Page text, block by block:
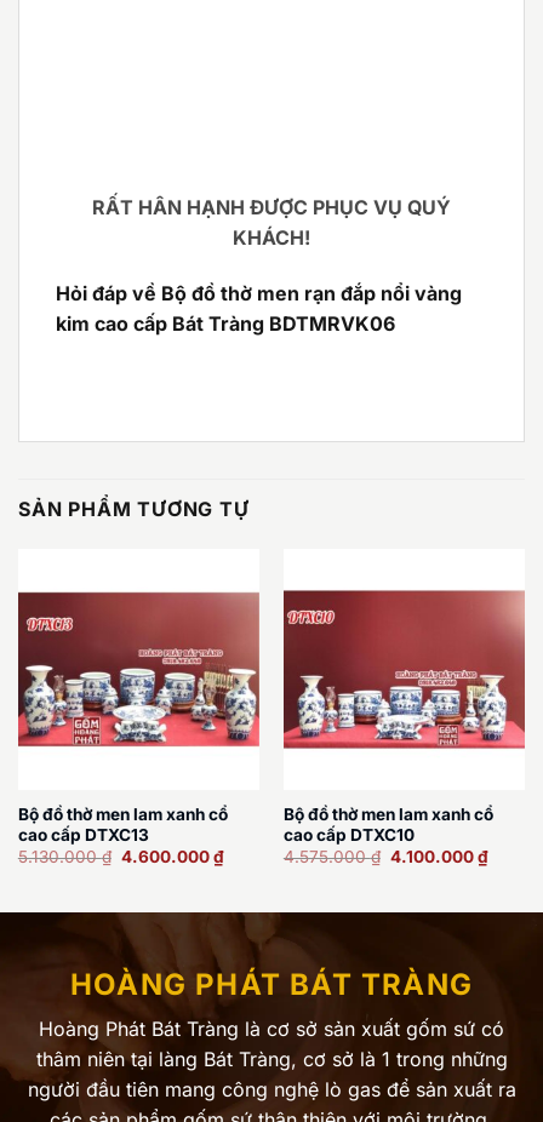
RẤT HÂN HẠNH ĐƯỢC PHỤC VỤ QUÝ
KHÁCH!
Hỏi đáp về Bộ đồ thờ men rạn đắp nổi vàng
kim cao cấp Bát Tràng BDTMRVK06
SẢN PHẨM TƯƠNG TỰ
Bộ đồ thờ men lam xanh cổ
cao cấp DTXC13
5.130.000₫ Giá
4.600.000₫Giá
hiện
4.600.000 ₫.
Bộ đồ thờ men lam xanh cổ
cao cấp DTXC10
4.575.000₫ Giá
4.100.000₫Giá
hiện
HOÀNG PHÁT BÁT TRÀNG
Hoàng Phát Bát Tràng là cơ sở sản xuất gốm sứ có
thâm niên tại làng Bát Tràng, cơ sở là 1 trong những
người đầu tiên mang công nghệ lò gas để sản xuất ra